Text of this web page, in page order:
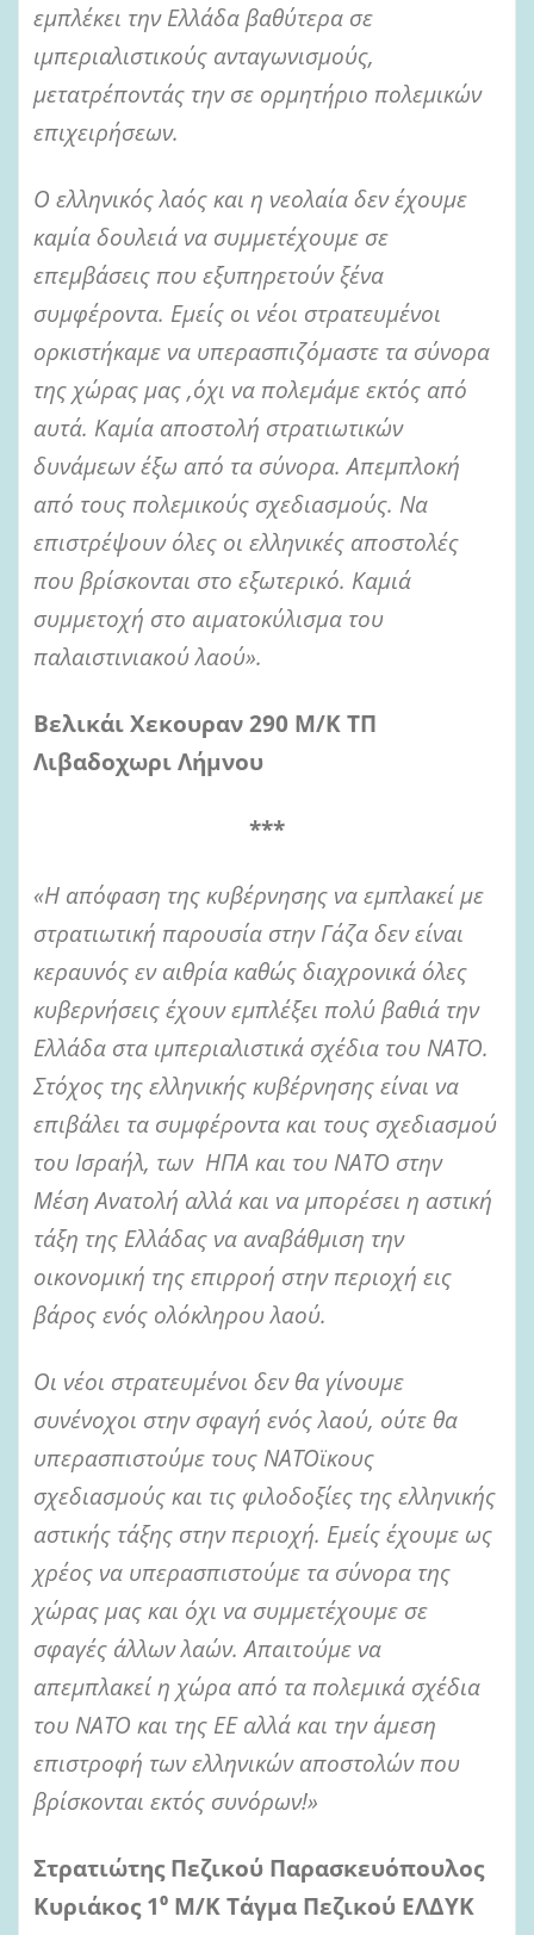
εμπλέκει την Ελλάδα βαθύτερα σε
ιμπεριαλιστικούς ανταγωνισμούς,
μετατρέποντάς την σε ορμητήριο πολεμικών
επιχειρήσεων.
Ο ελληνικός λαός και η νεολαία δεν έχουμε
καμία δουλειά να συμμετέχουμε σε
επεμβάσεις που εξυπηρετούν ξένα
συμφέροντα. Εμείς οι νέοι στρατευμένοι
ορκιστήκαμε να υπερασπιζόμαστε τα σύνορα
της χώρας μας ,όχι να πολεμάμε εκτός από
αυτά. Καμία αποστολή στρατιωτικών
δυνάμεων έξω από τα σύνορα. Απεμπλοκή
από τους πολεμικούς σχεδιασμούς. Να
επιστρέψουν όλες οι ελληνικές αποστολές
που βρίσκονται στο εξωτερικό. Καμιά
συμμετοχή στο αιματοκύλισμα του
παλαιστινιακού λαού».
Βελικάι Χεκουραν 290 Μ/Κ ΤΠ
Λιβαδοχωρι Λήμνου
***
«Η απόφαση της κυβέρνησης να εμπλακεί με
στρατιωτική παρουσία στην Γάζα δεν είναι
κεραυνός εν αιθρία καθώς διαχρονικά όλες
κυβερνήσεις έχουν εμπλέξει πολύ βαθιά την
Ελλάδα στα ιμπεριαλιστικά σχέδια του ΝΑΤΟ.
Στόχος της ελληνικής κυβέρνησης είναι να
επιβάλει τα συμφέροντα και τους σχεδιασμού
του Ισραήλ, των ΗΠΑ και του ΝΑΤΟ στην
Μέση Ανατολή αλλά και να μπορέσει η αστική
τάξη της Ελλάδας να αναβάθμιση την
οικονομική της επιρροή στην περιοχή εις
βάρος ενός ολόκληρου λαού.
Οι νέοι στρατευμένοι δεν θα γίνουμε
συνένοχοι στην σφαγή ενός λαού, ούτε θα
υπερασπιστούμε τους ΝΑΤΟϊκους
σχεδιασμούς και τις φιλοδοξίες της ελληνικής
αστικής τάξης στην περιοχή. Εμείς έχουμε ως
χρέος να υπερασπιστούμε τα σύνορα της
χώρας μας και όχι να συμμετέχουμε σε
σφαγές άλλων λαών. Απαιτούμε να
απεμπλακεί η χώρα από τα πολεμικά σχέδια
του ΝΑΤΟ και της ΕΕ αλλά και την άμεση
επιστροφή των ελληνικών αποστολών που
βρίσκονται εκτός συνόρων!»
Στρατιώτης Πεζικού Παρασκευόπουλος
Κυριάκος 1⁰ Μ/Κ Τάγμα Πεζικού ΕΛΔΥΚ